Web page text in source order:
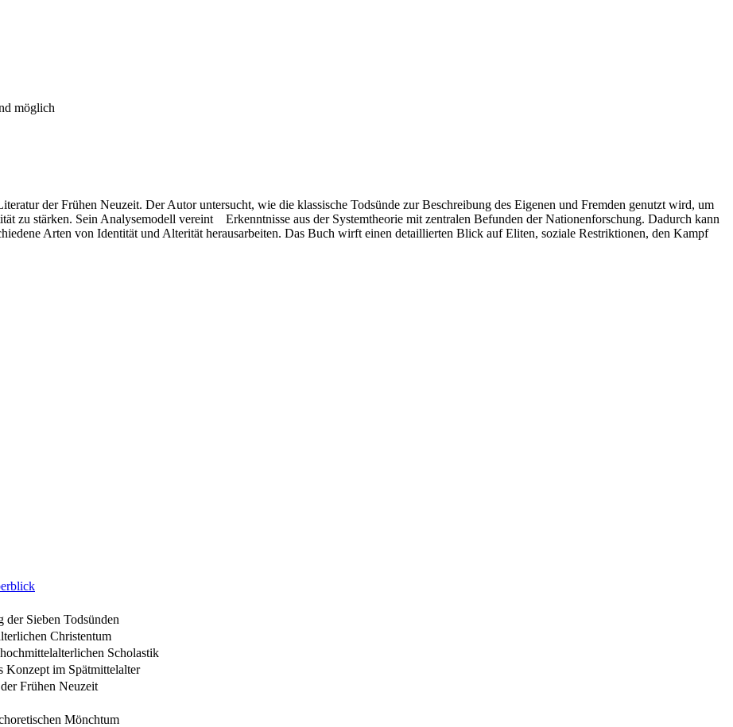
möglich
der Frühen Neuzeit. Der Autor untersucht, wie die klassische Todsünde zur Beschreibung des Eigenen und Fremden genutzt wird, um
zu stärken. Sein Analysemodell vereint Erkenntnisse aus der Systemtheorie mit zentralen Befunden der Nationenforschung. Dadurch kann
Arten von Identität und Alterität herausarbeiten. Das Buch wirft einen detaillierten Blick auf Eliten, soziale Restriktionen, den Kampf
der Sieben Todsünden
Christentum
Scholastik
Konzept im Spätmittelalter
Frühen Neuzeit
Mönchtum